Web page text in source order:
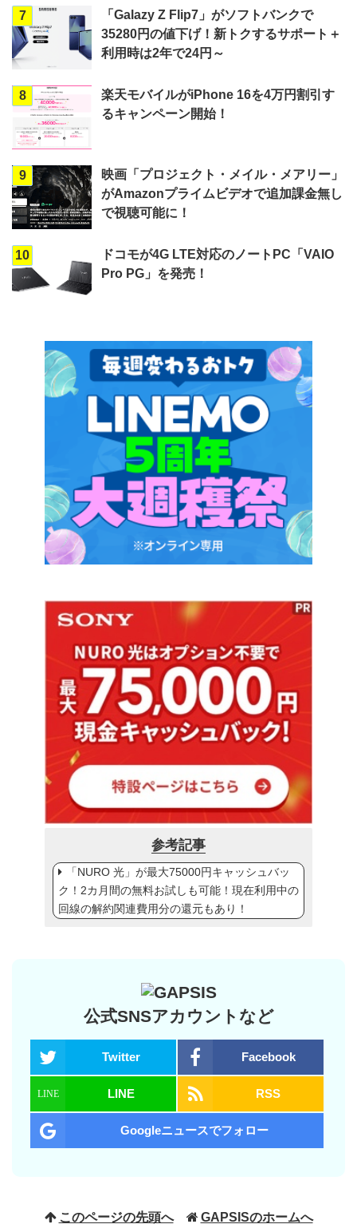
7
「Galazy Z Flip7」がソフトバンクで
35280円の値下げ！新トクするサポート＋
利用時は2年で24円～
8
楽天モバイルがiPhone 16を4万円割引す
るキャンペーン開始！
9
映画「プロジェクト・メイル・メアリー」
がAmazonプライムビデオで追加課金無し
で視聴可能に！
10
ドコモが4G LTE対応のノートPC「VAIO
Pro PG」を発売！
参考記事
「NURO 光」が最大75000円キャッシュバッ
ク！2カ月間の無料お試しも可能！現在利用中の
回線の解約関連費用分の還元もあり！
公式SNSアカウントなど
Twitter Facebook
LINE RSS
Googleニュースでフォロー
このページの先頭へ GAPSISのホームへ